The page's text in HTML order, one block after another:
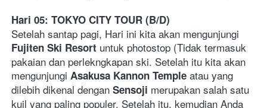
Hari 05: TOKYO CITY TOUR (B/D)
Fujiten Ski Resort untuk photostop (Tidak termasuk
pakaian dan perlekngkapan ski. Setelah itu kita akan
mengunjungi Asakusa Kannon Temple atau yang
dilebih dikenal dengan Sensoji merupakan salah satu
kuil yang paling populer. Setelah itu, kemudian Anda